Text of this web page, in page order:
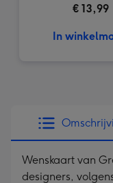
€ 13,99
In
Wenskaart van
designers,